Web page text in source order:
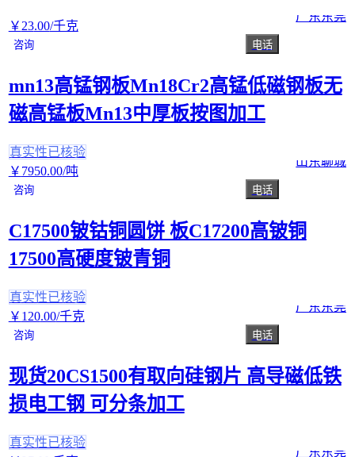
￥23.00/千克
广东东莞
咨询 电话
mn13高锰钢板Mn18Cr2高锰低磁钢板无
磁高锰板Mn13中厚板按图加工
真实性已核验
￥ 7950.00/吨
山东聊城
咨询 电话
C17500铍钴铜圆饼 板C17200高铍铜
17500高硬度铍青铜
真实性已核验
￥ 120.00/千克
广东东莞
咨询 电话
现货20CS1500有取向硅钢片 高导磁低铁
损电工钢 可分条加工
真实性已核验
广东东莞